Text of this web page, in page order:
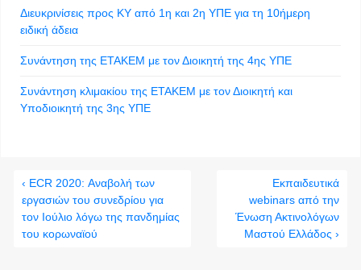
Διευκρινίσεις προς ΚΥ από 1η και 2η ΥΠΕ για τη 10ήμερη
ειδική άδεια
Συνάντηση της ΕΤΑΚΕΜ με τον Διοικητή της 4ης ΥΠΕ
Συνάντηση κλιμακίου της ΕΤΑΚΕΜ με τον Διοικητή και
Υποδιοικητή της 3ης ΥΠΕ
‹ ECR 2020: Αναβολή των
εργασιών του συνεδρίου για
τον Ιούλιο λόγω της πανδημίας
του κορωναϊού
Εκπαιδευτικά
webinars από την
Ένωση Ακτινολόγων
Μαστού Ελλάδος ›